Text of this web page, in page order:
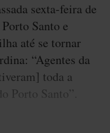
sexta-feira de
Santo e
até se tornar
“Agentes da
toda a
Porto Santo”.